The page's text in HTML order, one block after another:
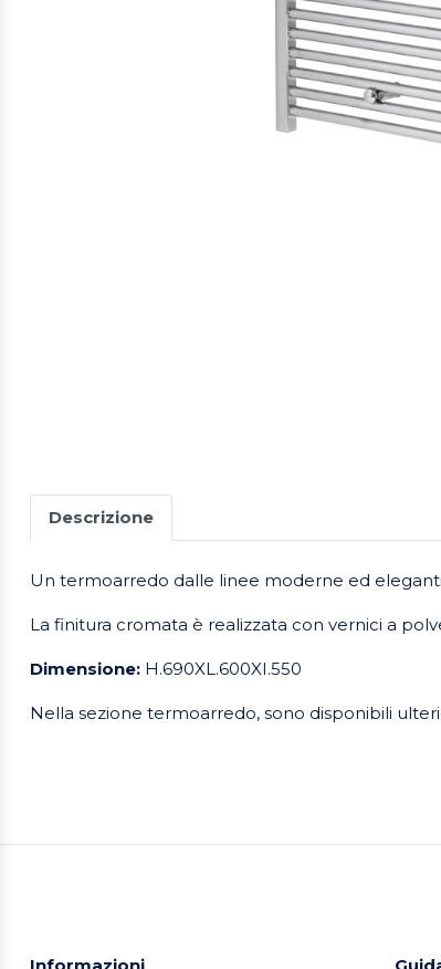
Descrizione
Un termoarredo dalle linee moderne ed
La finitura cromata è realizzata con vernici a
Dimensione: H.690XL.600XI.550
Nella sezione termoarredo, sono disponibili